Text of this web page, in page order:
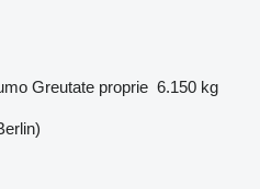
Greutate proprie 6.150 kg